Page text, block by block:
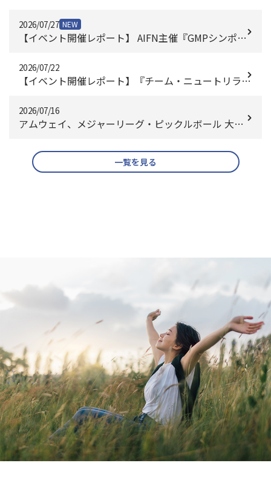
2026/07/27 NEW
【イベント開催レポート】 AIFN主催『GMPシンポジ
る9月のGMP義務化に向け、アメリカのcGMP基準の
製造品質管理を紹介
2026/07/22
【イベント開催レポート】『チーム・ニュートリライ
選手による「キッズ・レスリング教室」開催 2026年7
月11日（土）開催 【主催】日本アムウェイ合同会社/
2026/07/16
アムウェイ、メジャーリーグ・ピックルボール 大会
一覧を見る